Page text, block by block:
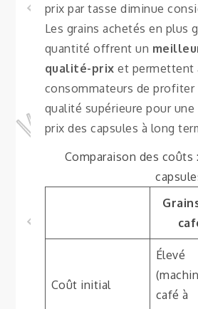
prix par tasse diminue
Les grains achetés en plus
quantité offrent un
qualité-prix et permettent
consommateurs de profiter
qualité supérieure pour
prix des capsules à long
Comparaison des coûts
Coût initial
Élevé
café à